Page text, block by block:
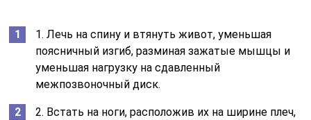
1. Лечь на спину и втянуть живот, уменьшая
поясничный изгиб, разминая зажатые мышцы и
уменьшая нагрузку на сдавленный
межпозвоночный диск.
2. Встать на ноги, расположив их на ширине плеч,